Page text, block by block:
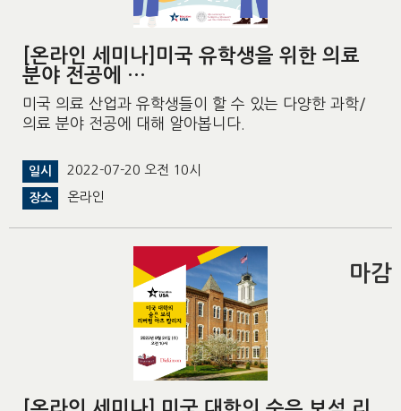
[온라인 세미나]미국 유학생을 위한 의료
분야 전공에 …
미국 의료 산업과 유학생들이 할 수 있는 다양한 과학/
의료 분야 전공에 대해 알아봅니다.
일시 2022-07-20 오전 10시
장소 온라인
마감